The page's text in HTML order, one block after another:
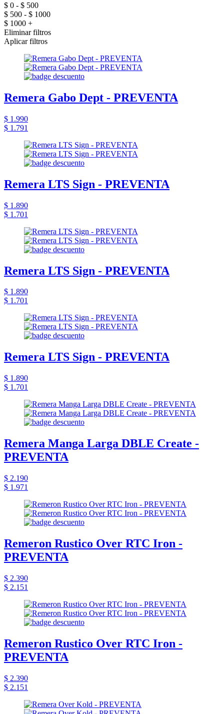
$ 0 - $ 500
$ 500 - $ 1000
$ 1000 +
Eliminar filtros
Aplicar filtros
Remera Gabo Dept - PREVENTA
$ 1.990
$ 1.791
Remera LTS Sign - PREVENTA
$ 1.890
$ 1.701
Remera LTS Sign - PREVENTA
$ 1.890
$ 1.701
Remera LTS Sign - PREVENTA
$ 1.890
$ 1.701
Remera Manga Larga DBLE Create -
PREVENTA
$ 2.190
$ 1.971
Remeron Rustico Over RTC Iron -
PREVENTA
$ 2.390
$ 2.151
Remeron Rustico Over RTC Iron -
PREVENTA
$ 2.390
$ 2.151